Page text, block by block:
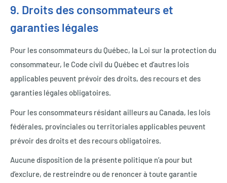
9. Droits des consommateurs et
garanties légales
Pour les consommateurs du Québec, la Loi sur la protection du
consommateur, le Code civil du Québec et d’autres lois
applicables peuvent prévoir des droits, des recours et des
garanties légales obligatoires.
Pour les consommateurs résidant ailleurs au Canada, les lois
fédérales, provinciales ou territoriales applicables peuvent
prévoir des droits et des recours obligatoires.
Aucune disposition de la présente politique n’a pour but
d’exclure, de restreindre ou de renoncer à toute garantie